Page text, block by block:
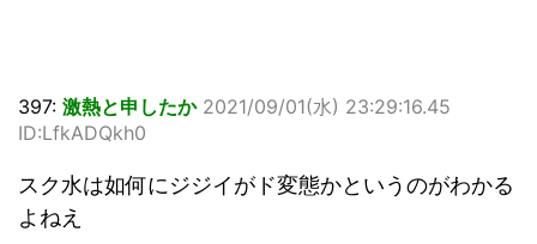
397: 激熱と申したか 2021/09/01(水) 23:29:16.45
ID:LfkADQkh0
スク水は如何にジジイがド変態かというのがわかる
よねえ